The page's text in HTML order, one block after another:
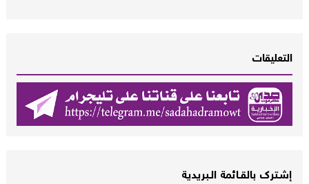
التعليقات
إشــترك بالقـــائمة الــبريدية